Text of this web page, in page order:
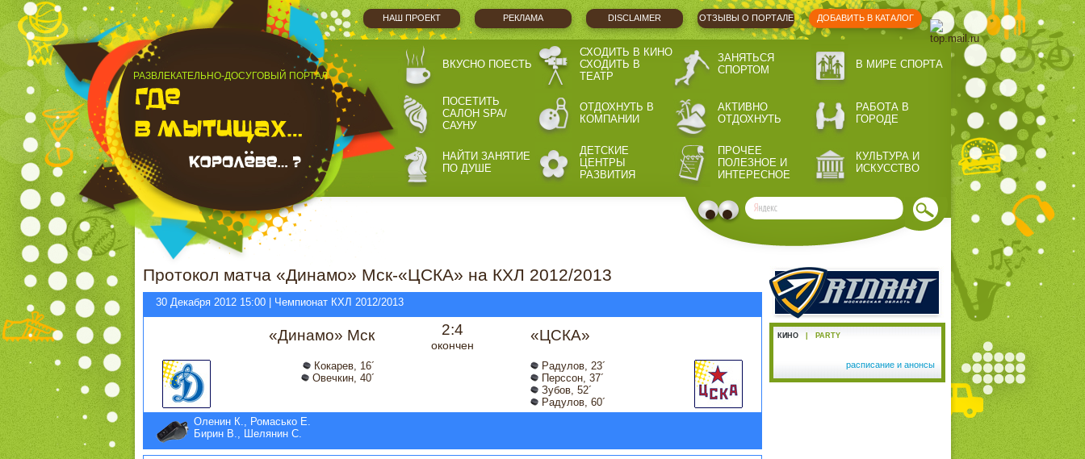
НАШ ПРОЕКТ РЕКЛАМА DISCLAIMER ОТЗЫВЫ О ПОРТАЛЕ ДОБАВИТЬ В КАТАЛОГ
РАЗВЛЕКАТЕЛЬНО-ДОСУГОВЫЙ ПОРТАЛ
ВКУСНО ПОЕСТЬ
СХОДИТЬ В КИНО
СХОДИТЬ В
ТЕАТР
ЗАНЯТЬСЯ
СПОРТОМ
В МИРЕ СПОРТА
ПОСЕТИТЬ
САЛОН SPA/
САУНУ
ОТДОХНУТЬ В
КОМПАНИИ
АКТИВНО
ОТДОХНУТЬ
РАБОТА В
ГОРОДЕ
НАЙТИ ЗАНЯТИЕ
ПО ДУШЕ
ДЕТСКИЕ
ЦЕНТРЫ
РАЗВИТИЯ
ПРОЧЕЕ
ПОЛЕЗНОЕ И
ИНТЕРЕСНОЕ
КУЛЬТУРА И
ИСКУССТВО
Протокол матча «Динамо» Мск-«ЦСКА» на КХЛ 2012/2013
30 Декабря 2012 15:00 | Чемпионат КХЛ 2012/2013
«Динамо» Мск 2:4
окончен
«ЦСКА»
Кокарев, 16´
Овечкин, 40´
Радулов, 23´
Перссон, 37´
Зубов, 52´
Радулов, 60´
Оленин К., Ромасько Е.
Бирин В., Шелянин С.
КИНО PARTY
расписание и анонсы